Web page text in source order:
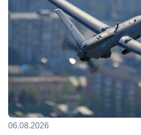
06.08.2026